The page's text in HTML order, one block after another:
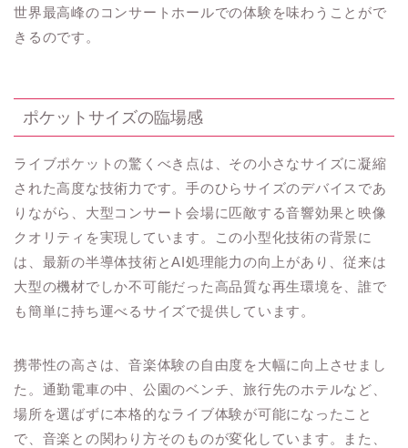
世界最高峰のコンサートホールでの体験を味わうことがで
きるのです。
ポケットサイズの臨場感
ライブポケットの驚くべき点は、その小さなサイズに凝縮
された高度な技術力です。手のひらサイズのデバイスであ
りながら、大型コンサート会場に匹敵する音響効果と映像
クオリティを実現しています。この小型化技術の背景に
は、最新の半導体技術とAI処理能力の向上があり、従来は
大型の機材でしか不可能だった高品質な再生環境を、誰で
も簡単に持ち運べるサイズで提供しています。
携帯性の高さは、音楽体験の自由度を大幅に向上させまし
た。通勤電車の中、公園のベンチ、旅行先のホテルなど、
場所を選ばずに本格的なライブ体験が可能になったこと
で、音楽との関わり方そのものが変化しています。また、